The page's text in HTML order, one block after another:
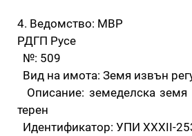
4. Ведомство: МВР
РДГП Русе
№: 509
Вид на имота: Земя извън
Описание: земеделска
терен
Идентификатор: УПИ XXXII-